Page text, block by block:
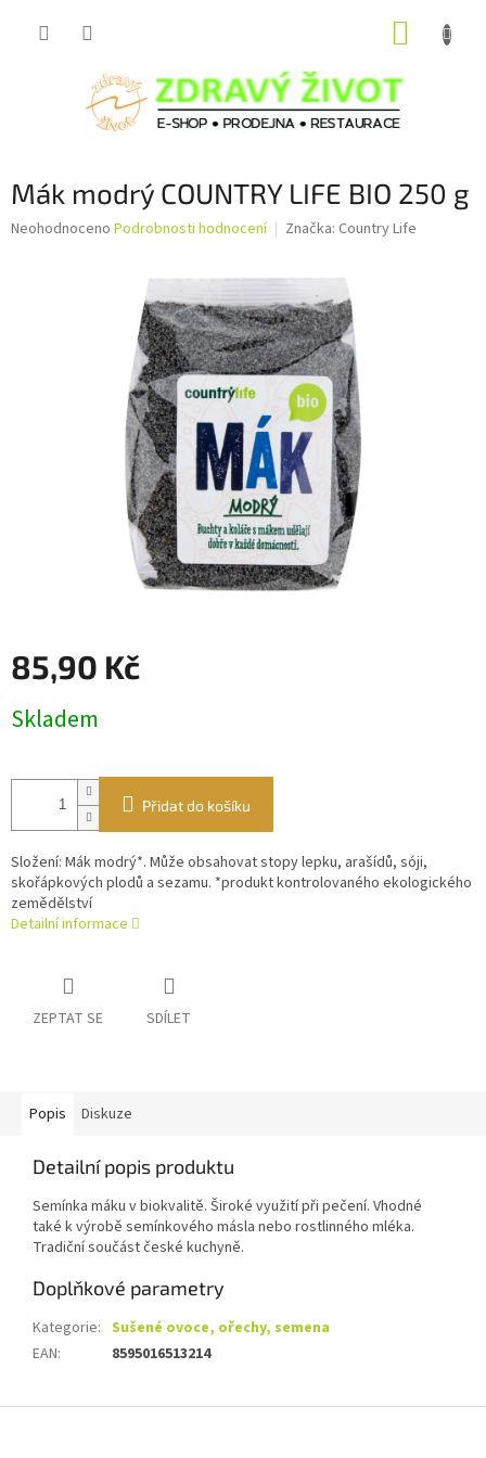
Mák modrý COUNTRY LIFE BIO 250 g
Průměrné
Neohodnoceno Podrobnosti hodnocení Značka: Country Life
85,90 Kč
cena:
Skladem
Přidat do košíku
Složení: Mák modrý*. Může obsahovat stopy lepku, arašídů, sóji,
skořápkových plodů a sezamu. *produkt kontrolovaného ekologického
zemědělství
Detailní informace
ZEPTAT SE SDÍLET
Popis Diskuze
Detailní popis produktu
Semínka máku v biokvalitě. Široké využití při pečení. Vhodné
také k výrobě semínkového másla nebo rostlinného mléka.
Tradiční součást české kuchyně.
Doplňkové parametry
Kategorie: Sušené ovoce, ořechy, semena
EAN: 8595016513214